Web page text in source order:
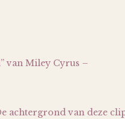
van Miley Cyrus –
achtergrond van deze